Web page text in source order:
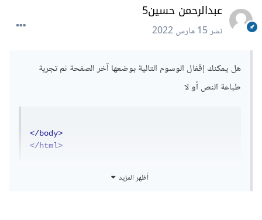
عبدالرحمن حسين5
نشر15 مارس 2022
هل يمكنك إقفال الوسوم التالية بوضعها آخر الصفحة ثم تجربة
طباعة النص أو لا
</body>
</html>
أظهر المزيد